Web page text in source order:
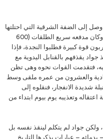
إلى الضفة الشرقية التي احتلتها
القوات الفرنسية، فاشتبك مع دورية فرنسية وكان مدفعه سريع الطلقات (600
قوة كبيرة فطلبوا النجدة، فإذا
يقذفهم بالقنابل اليدوية مع
فتقدمت القوات نحوه وهى تظن
والعشرون من عمره ملقى وسط
شديدة الانفجار، فنقلوه إلى
وتعذيبه يوم بيوم ابتداء من
ولكن جواد لم يتكلم لينقذ نفسه بل